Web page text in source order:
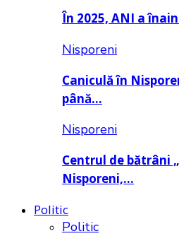
În 2025, ANI a
Nisporeni
Caniculă în
până…
Nisporeni
Centrul de bătrâni
Nisporeni,…
Politic
Politic